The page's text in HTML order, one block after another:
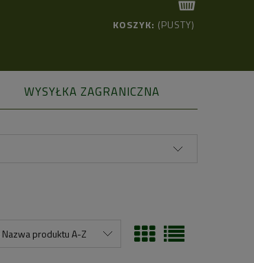
KOSZYK: (PUSTY)
WYSYŁKA ZAGRANICZNA
Nazwa produktu A-Z